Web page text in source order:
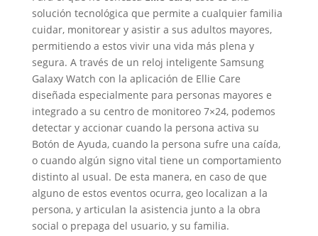
solución tecnológica que permite a cualquier familia
cuidar, monitorear y asistir a sus adultos mayores,
permitiendo a estos vivir una vida más plena y
segura. A través de un reloj inteligente Samsung
Galaxy Watch con la aplicación de Ellie Care
diseñada especialmente para personas mayores e
integrado a su centro de monitoreo 7×24, podemos
detectar y accionar cuando la persona activa su
Botón de Ayuda, cuando la persona sufre una caída,
o cuando algún signo vital tiene un comportamiento
distinto al usual. De esta manera, en caso de que
alguno de estos eventos ocurra, geo localizan a la
persona, y articulan la asistencia junto a la obra
social o prepaga del usuario, y su familia.